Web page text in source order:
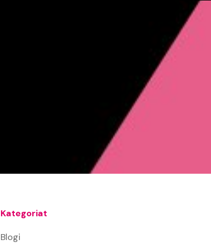
Kategoriat
Blogi